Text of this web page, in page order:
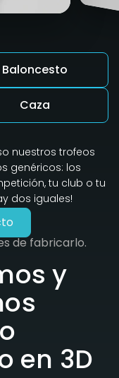
Baloncesto
Caza
nuestros trofeos
genéricos: los
tu club o tu
dos iguales!
de fabricarlo.
y
en 3D